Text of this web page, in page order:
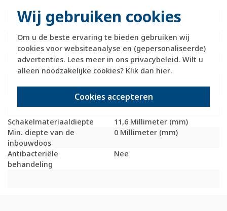
Wij gebruiken cookies
Om u de beste ervaring te bieden gebruiken wij
cookies voor websiteanalyse en (gepersonaliseerde)
advertenties. Lees meer in ons privacybeleid. Wilt u
alleen noodzakelijke cookies? Klik dan hier.
Cookies accepteren
Met stofbescherming
Nee
Met opdruk
Incl. connectoren
Nee
Draagring
Ja
Transparant
Nee
Uitvoering oppervlakte
Mat
Schakelmateriaalbreedte
71 Millimeter (mm)
Schakelmateriaaldiepte
11,6 Millimeter (mm)
Min. diepte van de
inbouwdoos
0 Millimeter (mm)
Antibacteriële
behandeling
Nee